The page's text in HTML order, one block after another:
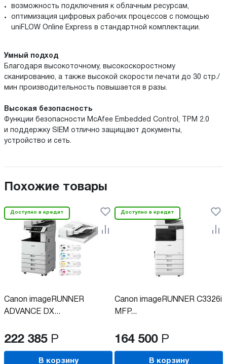
возможность подключения к облачным ресурсам,
оптимизация цифровых рабочих процессов с помощью
uniFLOW Online Express в стандартной комплектации.
Умный подход
Благодаря высокоточному, высокоскоростному
сканированию, а также высокой скорости печати до 30 стр./
мин производительность повышается в разы.
Высокая безопасность
Функции безопасности McAfee Embedded Control, TPM 2.0
и поддержку SIEM отлично защищают документы,
устройство и сеть.
Похожие товары
Доступно в кредит
Canon imageRUNNER
ADVANCE DX...
222 385 Р
В корзину
Доступно в кредит
Canon imageRUNNER C3326i
MFP...
164 500 Р
В корзину